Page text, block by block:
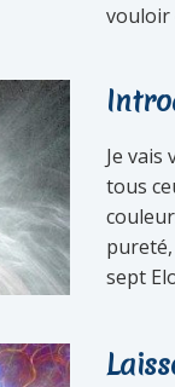
vouloir
Je
tous
sept